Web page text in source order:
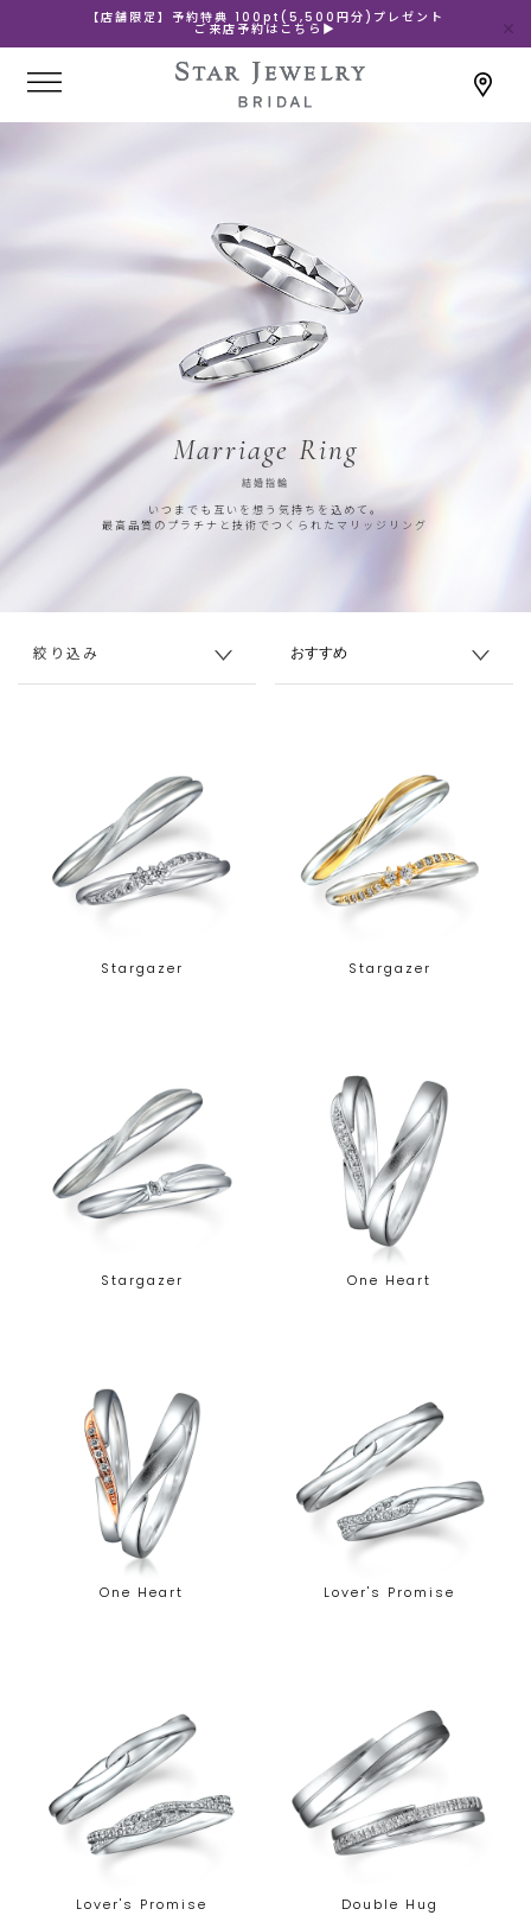
【店舗限定】予約特典 100pt(5,500円分)プレゼント
ご来店予約はこちら▶
Marriage Ring
結婚指輪
いつまでも互いを想う気持ちを込めて。
最高品質のプラチナと技術でつくられたマリッジリング
絞り込み
Stargazer Stargazer
Stargazer One Heart
One Heart Lover's Promise
Lover's Promise Double Hug